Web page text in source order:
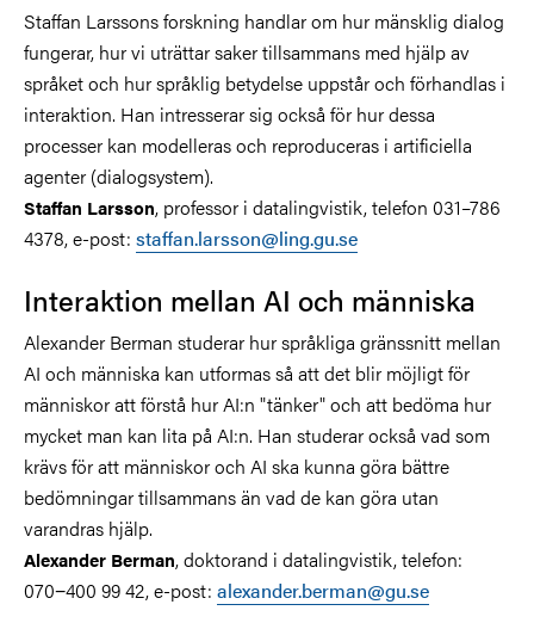
Staffan Larssons forskning handlar om hur mänsklig dialog
fungerar, hur vi uträttar saker tillsammans med hjälp av
språket och hur språklig betydelse uppstår och förhandlas i
interaktion. Han intresserar sig också för hur dessa
processer kan modelleras och reproduceras i artificiella
agenter (dialogsystem).
Staffan Larsson, professor i datalingvistik, telefon 031–786
4378, e-post: staffan.larsson@ling.gu.se
Interaktion mellan AI och människa
Alexander Berman studerar hur språkliga gränssnitt mellan
AI och människa kan utformas så att det blir möjligt för
människor att förstå hur AI:n "tänker" och att bedöma hur
mycket man kan lita på AI:n. Han studerar också vad som
krävs för att människor och AI ska kunna göra bättre
bedömningar tillsammans än vad de kan göra utan
varandras hjälp.
Alexander Berman, doktorand i datalingvistik, telefon:
070−400 99 42, e-post: alexander.berman@gu.se